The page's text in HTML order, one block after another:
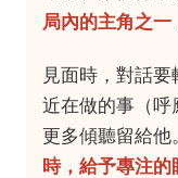
局內的主角之一
見面時，對話
近在做的事（呼
更多傾聽留給他
時，給予專注